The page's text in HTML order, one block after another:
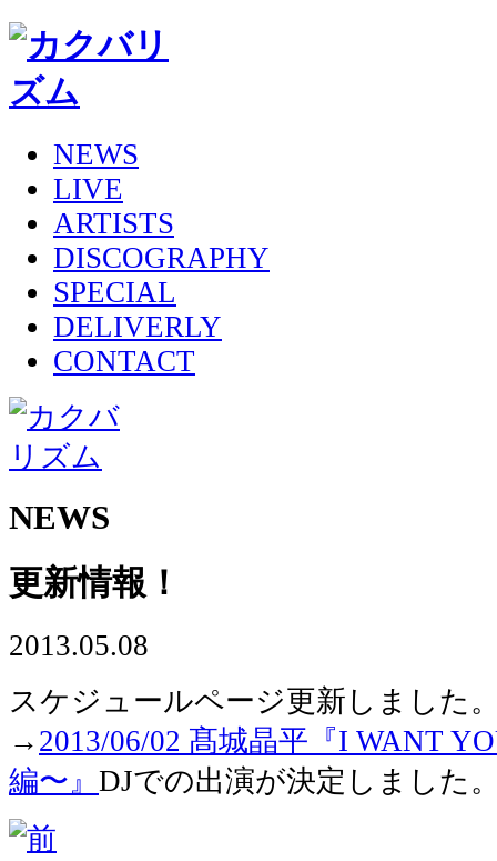
NEWS
LIVE
ARTISTS
DISCOGRAPHY
SPECIAL
DELIVERLY
CONTACT
NEWS
更新情報！
2013.05.08
スケジュールページ更新しました
→ 2013/06/02 髙城晶平『I WANT
編〜』 DJでの出演が決定しました